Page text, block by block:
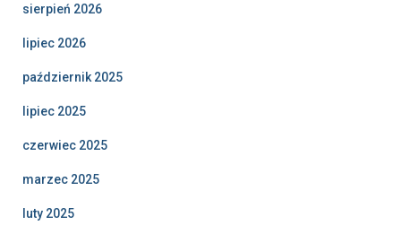
sierpień 2026
lipiec 2026
październik 2025
lipiec 2025
czerwiec 2025
marzec 2025
luty 2025